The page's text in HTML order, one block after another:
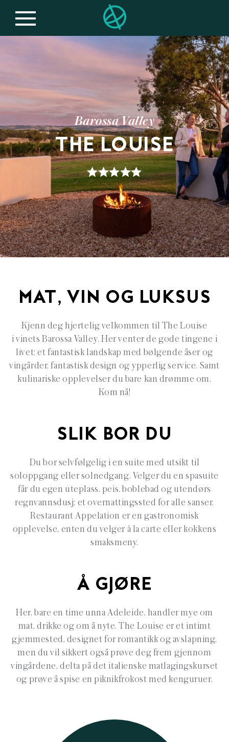
Barossa Valley
THE LOUISE
MAT, VIN OG LUKSUS
Kjenn deg hjertelig velkommen til The Louise
i vinets Barossa Valley. Her venter de gode tingene i
livet: et fantastisk landskap med bølgende åser og
vingårder, fantastisk design og ypperlig service. Samt
kulinariske opplevelser du bare kan drømme om.
Kom nå!
SLIK BOR DU
Du bor selvfølgelig i en suite med utsikt til
soloppgang eller solnedgang. Velger du en spasuite
får du egen uteplass, peis, boblebad og utendørs
regnvannsdusj; et overnattingssted for alle sanser.
Restaurant Appelation er en gastronomisk
opplevelse, enten du velger à la carte eller kokkens
smaksmeny.
Å GJØRE
Her, bare en time unna Adeleide, handler mye om
mat, drikke og om å nyte. The Louise er et intimt
gjemmested, designet for romantikk og avslapning,
men du vil sikkert også prøve deg frem gjennom
vingårdene, delta på det italienske matlagingskurset
og prøve å spise en piknikfrokost med kenguruer.